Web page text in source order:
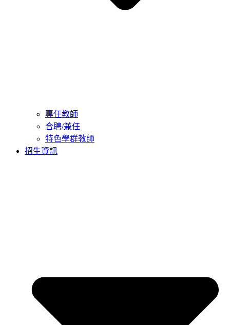
專任教師
合聘/兼任
特色學群教師
招生資訊